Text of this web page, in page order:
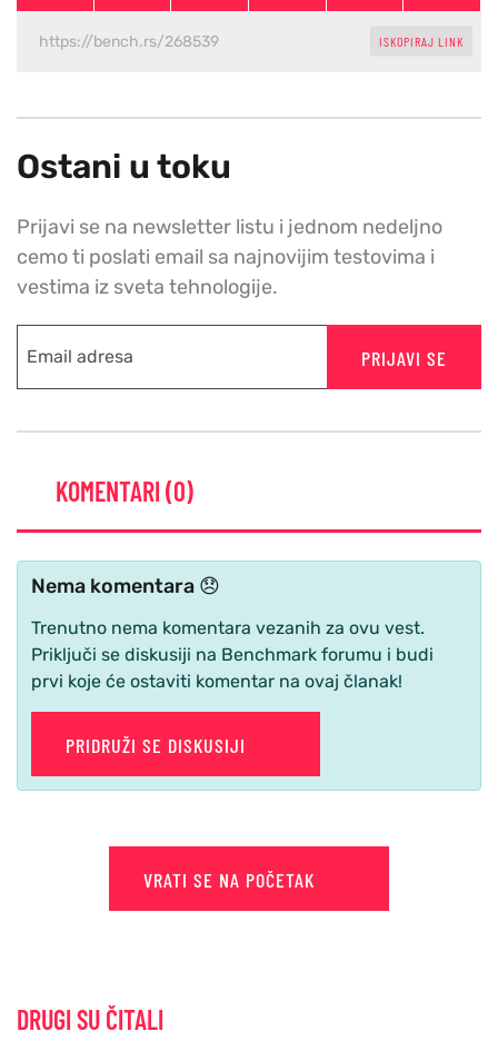
ISKOPIRAJ LINK
Ostani u toku
Prijavi se na newsletter listu i jednom nedeljno
cemo ti poslati email sa najnovijim testovima i
vestima iz sveta tehnologije.
PRIJAVI SE
KOMENTARI (0)
Nema komentara 😞
Trenutno nema komentara vezanih za ovu vest.
Priključi se diskusiji na Benchmark forumu i budi
prvi koje će ostaviti komentar na ovaj članak!
PRIDRUŽI SE DISKUSIJI
VRATI SE NA POČETAK
DRUGI SU ČITALI